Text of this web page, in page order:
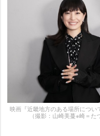
映画『近畿地方のある場所につい
（撮影：山崎美蔓※崎＝